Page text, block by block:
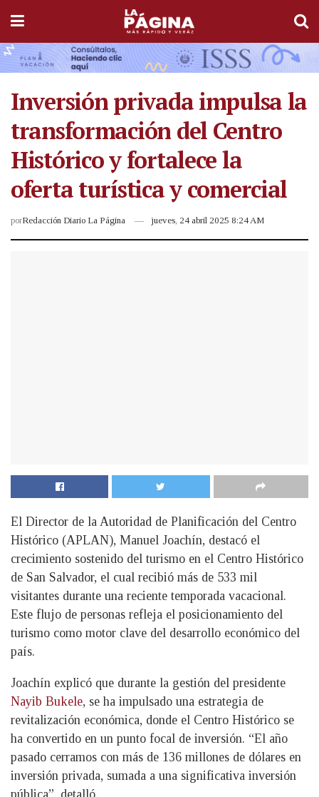
Inversión privada impulsa la
transformación del Centro
Histórico y fortalece la
oferta turística y comercial
porRedacción Diario La Página jueves, 24 abril 2025 8:24 AM
El Director de la Autoridad de Planificación del Centro
Histórico (APLAN), Manuel Joachín, destacó el
crecimiento sostenido del turismo en el Centro Histórico
de San Salvador, el cual recibió más de 533 mil
visitantes durante una reciente temporada vacacional.
Este flujo de personas refleja el posicionamiento del
turismo como motor clave del desarrollo económico del
país.
Joachín explicó que durante la gestión del presidente
Nayib Bukele, se ha impulsado una estrategia de
revitalización económica, donde el Centro Histórico se
ha convertido en un punto focal de inversión. “El año
pasado cerramos con más de 136 millones de dólares en
inversión privada, sumada a una significativa inversión